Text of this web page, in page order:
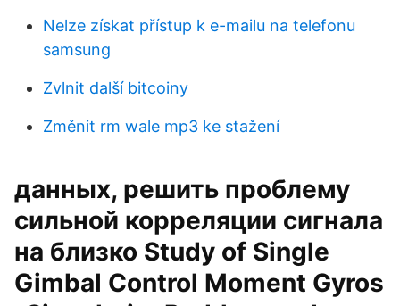
Nelze získat přístup k e-mailu na telefonu
samsung
Zvlnit další bitcoiny
Změnit rm wale mp3 ke stažení
данных, решить проблему
сильной корреляции сигнала
на близко Study of Single
Gimbal Control Moment Gyros